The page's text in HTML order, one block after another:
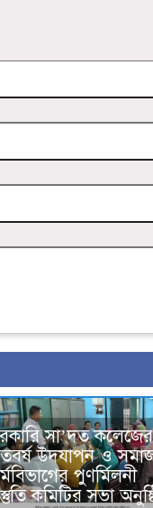
সা’দত কলেজের
উদযাপন ও
পুণর্মিলনী
কমিটির সভা